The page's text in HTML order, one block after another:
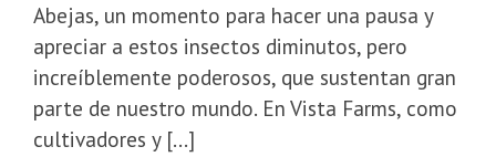
Abejas, un momento para hacer una pausa y
apreciar a estos insectos diminutos, pero
increíblemente poderosos, que sustentan gran
parte de nuestro mundo. En Vista Farms, como
cultivadores y [...]